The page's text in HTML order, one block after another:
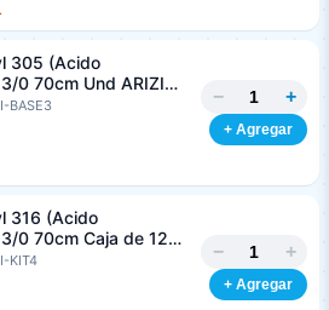
305 (Acido
0 70cm Und ARIZI
Punta Conica
BASE3 − +
+ Agregar
316 (Acido
0 70cm Caja de 12
de 1/2 Circulo
KIT4 − +
+ Agregar